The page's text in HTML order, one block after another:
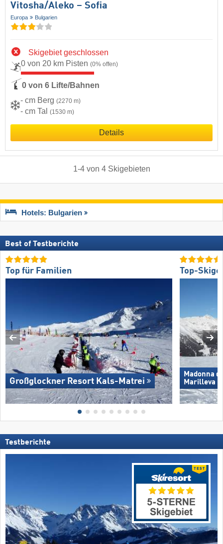
Vitosha/​Aleko – Sofia
Europa Bulgarien
Skigebiet geschlossen
0 von 20 km Pisten (0% offen)
0 von 6 Lifte/Bahnen
- cm Berg (2270 m)
- cm Tal (1530 m)
Details
1-4von 4 Skigebieten
Hotels: Bulgarien
Best of Testberichte
Top für Familien
Großglockner Resort Kals-Matrei
Top-
Madonna
Marilleva
Testberichte